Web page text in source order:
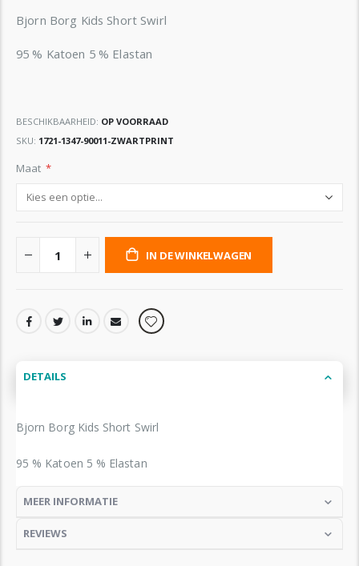
Bjorn Borg Kids Short Swirl
95 % Katoen 5 % Elastan
BESCHIKBAARHEID: OP VOORRAAD
SKU 1721-1347-90011-ZWARTPRINT
Maat
IN DE WINKELWAGEN
DETAILS
Bjorn Borg Kids Short Swirl
95 % Katoen 5 % Elastan
MEER INFORMATIE
REVIEWS